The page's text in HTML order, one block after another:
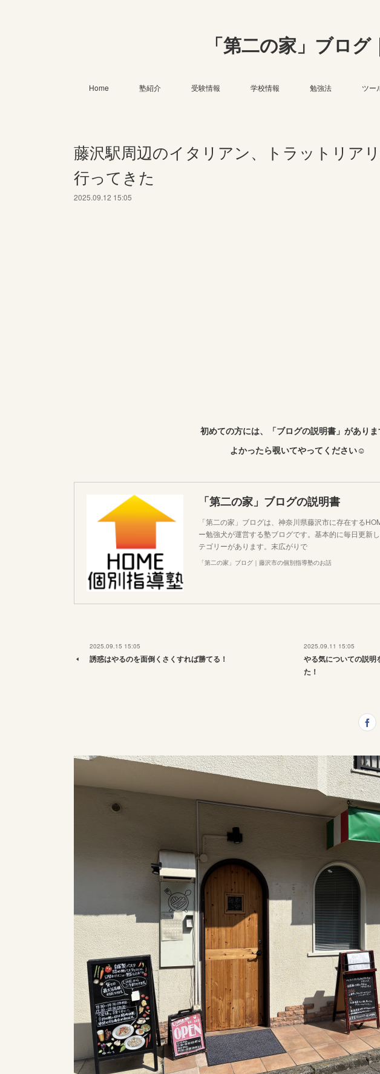
「第二の家」ブロ
Home 塾紹介 受験情報 学校情報 勉強法 ツー
藤沢駅周辺のイタリアン、トラットリア
行ってきた
2025.09.12 15:05
初めての方には、「ブログの説明書」がありま
よかったら覗いてやってください☺︎
「第二の家」ブログの説明書
「第二の家」ブログは、神奈川県藤沢市に存在する
ー勉強犬が運営する塾ブログです。基本的に毎日更新
テゴリーがあります。末広がりで
「第二の家」ブログ｜藤沢市の個別指導塾のお話
2025.09.15 15:05
誘惑はやるのを面倒くさくすれば勝てる！
2025.09.11 15:05
やる気についての説明
た！